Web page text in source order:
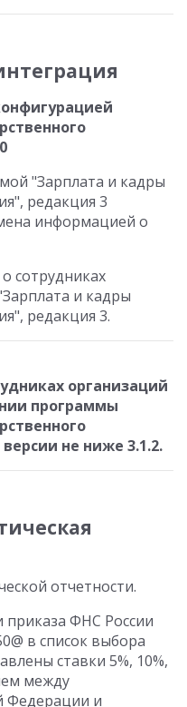
"Зарплата и кадры
редакция 3
информацией о
сотрудниках
и кадры
редакция 3.
организаций
программы
не ниже 3.1.2.
отчетности.
приказа ФНС России
в список выбора
ставки 5%, 10%,
между
Федерации и